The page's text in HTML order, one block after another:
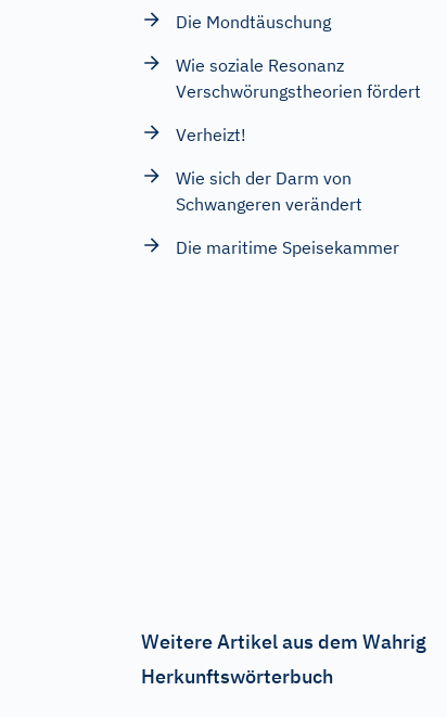
Die Mondtäuschung
Wie soziale Resonanz
Verschwörungstheorien fördert
Verheizt!
Wie sich der Darm von
Schwangeren verändert
Die maritime Speisekammer
Weitere Artikel aus dem Wahrig
Herkunftswörterbuch